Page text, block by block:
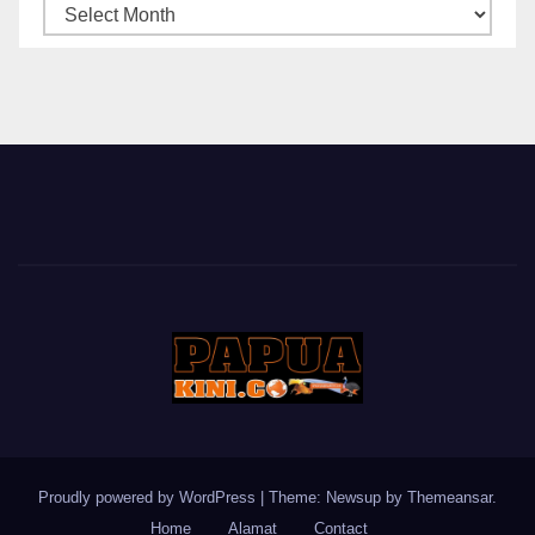
ARSIP
Proudly powered by WordPress Theme: Newsup by Themeansar.
Home
Alamat Contact